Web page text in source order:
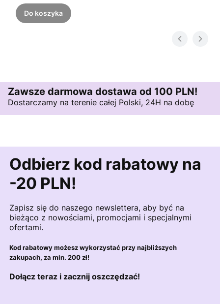
Do koszyka
Zawsze darmowa dostawa od 100 PLN!
Dostarczamy na terenie całej Polski, 24H na dobę
Odbierz kod rabatowy na
-20 PLN!
Zapisz się do naszego newslettera, aby być na
bieżąco z nowościami, promocjami i specjalnymi
ofertami.
Kod rabatowy możesz wykorzystać przy najbliższych
zakupach, za min. 200 zł!
Dołącz teraz i zacznij oszczędzać!